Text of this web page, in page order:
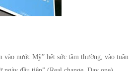
nước Mỹ” hết sức tầm thường, vào tuần